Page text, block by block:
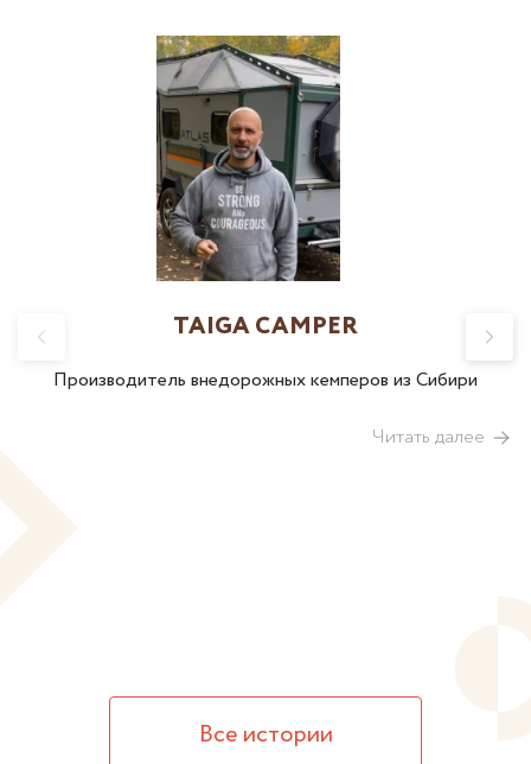
TAIGA CAMPER
Производитель внедорожных кемперов из Сибири
Читать далее
Все истории